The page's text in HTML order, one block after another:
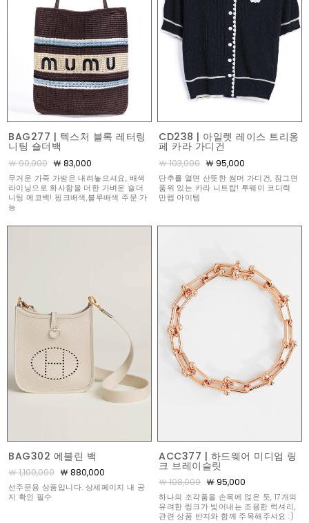
BAG277 | 텍스처 블록 레터링
니팅 숄더백
￦ 90,000 ￦ 83,000
무거운 가죽 가방은 내려놓으셔요, 배색
라이닝으로 화사함을 더한 가벼운 숄더
니팅 에코백! 핑크배색,블루배색 주문 가
능
CD238 | 아일렛 레이스 트리옹
페 카라 가디건
￦ 103,000 ￦ 95,000
단추를 열면 산뜻한 썸머 가디건, 잠그면
품위 있는 카라 니트탑! 투웨이 코디력
만렙 아이템
BAG302 에블린 백
￦ 1,100,000 ￦ 880,000
선주문용 상품입니다. 상세페이지 내 공
지 확인 필수
ACC377 | 하드웨어 미디엄 링
크 브레이슬릿
￦ 108,000 ￦ 95,000
하나의 조각품을 손목에 얹은 듯, 17개의
유려한 링크가 빚어내는 조용한 럭셔리,
관련 상품 반지와 함께 주목해주셔요 :)